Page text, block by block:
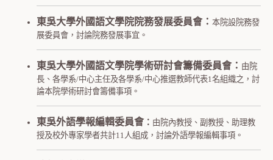
東吳大學外國語文學院院務發展委員會： 本院設院務發
展委員會，討論院務發展事宜。
東吳大學外國語文學院學術研討會籌備委員會： 由院
長、各學系/中心主任及各學系/中心推選教師代表1名組織之，討
論本院學術研討會籌備事項。
東吳外語學報編輯委員會： 由院內教授、副教授、助理教
授及校外專家學者共計11人組成，討論外語學報編輯事項。